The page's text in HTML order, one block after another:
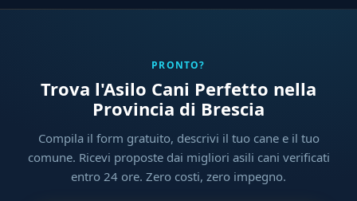
PRONTO?
Trova l'Asilo Cani Perfetto nella
Provincia di Brescia
Compila il form gratuito, descrivi il tuo cane e il tuo
comune. Ricevi proposte dai migliori asili cani verificati
entro 24 ore. Zero costi, zero impegno.